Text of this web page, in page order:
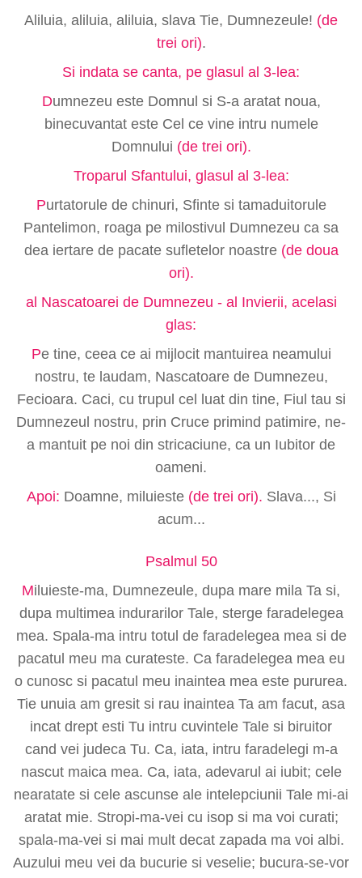
Aliluia, aliluia, aliluia, slava Tie, Dumnezeule! (de
trei ori).
Si indata se canta, pe glasul al 3-lea:
Dumnezeu este Domnul si S-a aratat noua,
binecuvantat este Cel ce vine intru numele
Domnului (de trei ori).
Troparul Sfantului, glasul al 3-lea:
Purtatorule de chinuri, Sfinte si tamaduitorule
Pantelimon, roaga pe milostivul Dumnezeu ca sa
dea iertare de pacate sufletelor noastre (de doua
ori).
al Nascatoarei de Dumnezeu - al Invierii, acelasi
glas:
Pe tine, ceea ce ai mijlocit mantuirea neamului
nostru, te laudam, Nascatoare de Dumnezeu,
Fecioara. Caci, cu trupul cel luat din tine, Fiul tau si
Dumnezeul nostru, prin Cruce primind patimire, ne-
a mantuit pe noi din stricaciune, ca un Iubitor de
oameni.
Apoi: Doamne, miluieste (de trei ori). Slava..., Si
acum...
Psalmul 50
Miluieste-ma, Dumnezeule, dupa mare mila Ta si,
dupa multimea indurarilor Tale, sterge faradelegea
mea. Spala-ma intru totul de faradelegea mea si de
pacatul meu ma curateste. Ca faradelegea mea eu
o cunosc si pacatul meu inaintea mea este pururea.
Tie unuia am gresit si rau inaintea Ta am facut, asa
incat drept esti Tu intru cuvintele Tale si biruitor
cand vei judeca Tu. Ca, iata, intru faradelegi m-a
nascut maica mea. Ca, iata, adevarul ai iubit; cele
nearatate si cele ascunse ale intelepciunii Tale mi-ai
aratat mie. Stropi-ma-vei cu isop si ma voi curati;
spala-ma-vei si mai mult decat zapada ma voi albi.
Auzului meu vei da bucurie si veselie; bucura-se-vor